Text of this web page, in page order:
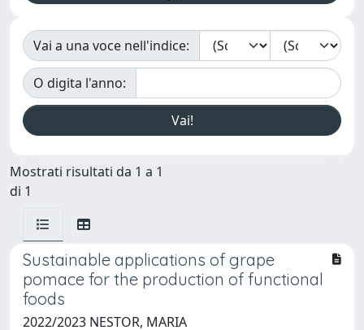
Vai a una voce nell'indice:
O digita l'anno:
Mostrati risultati da 1 a 1
di 1
Sustainable applications of grape
pomace for the production of functional
foods
2022/2023 NESTOR, MARIA